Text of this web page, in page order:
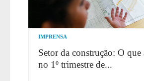
IMPRENSA
Setor da construção: O que
no 1º trimestre de...